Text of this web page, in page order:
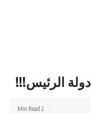
الرئيس!!!
2 Min Read